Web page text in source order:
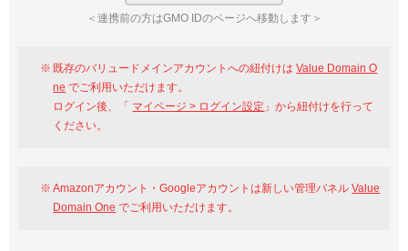
＜連携前の方はGMO IDのページへ移動します＞
既存のバリュードメインアカウントへの紐付けはValue Domain O
ne でご利用いただけます。
ログイン後、「 マイページ > ログイン設定 」から紐付けを行って
ください。
Amazonアカウント・Googleアカウントは新しい管理パネルValue
Domain One でご利用いただけます。